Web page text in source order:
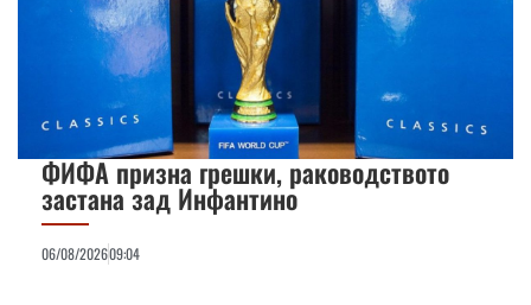
ФИФА призна грешки, раководството
застана зад Инфантино
06/08/202609:04